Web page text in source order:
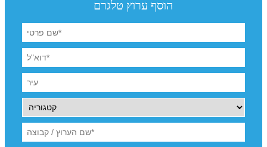
הוסף ערוץ טלגרם